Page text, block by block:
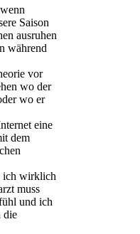
Saison
ausruhen
während
vor
wo der
wo er
eine
dem
ich wirklich
muss
und ich
die